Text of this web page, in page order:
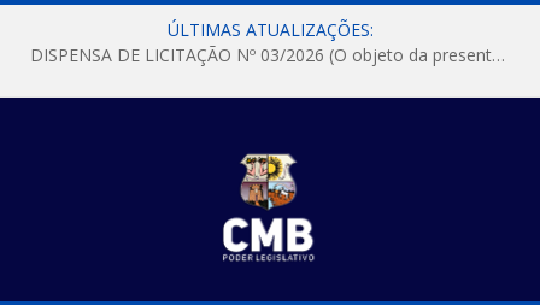
ÚLTIMAS ATUALIZAÇÕES:
DISPENSA DE LICITAÇÃO Nº 03/2026 (O objeto da presente dispensa é a escolha da proposta mais vantajosa para a aquisição, de aparelhos de ar condicionado, tipo Split, com material de instalação e fogão industrial, conforme condições, quantidades e exigências estabelecidas no termo de referencia e neste aviso de contratação direta e seus anexos)